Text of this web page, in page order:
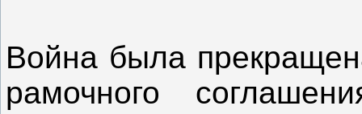
Война была
рамочного